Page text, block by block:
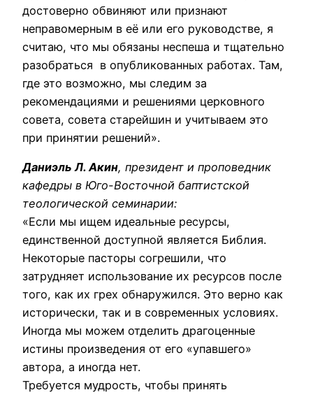
достоверно обвиняют или признают
неправомерным в её или его руководстве, я
считаю, что мы обязаны неспеша и тщательно
разобраться в опубликованных работах. Там,
где это возможно, мы следим за
рекомендациями и решениями церковного
совета, совета старейшин и учитываем это
при принятии решений».
Даниэль Л. Акин, президент и проповедник
кафедры в Юго-Восточной баптистской
теологической семинарии:
«Если мы ищем идеальные ресурсы,
единственной доступной является Библия.
Некоторые пасторы согрешили, что
затрудняет использование их ресурсов после
того, как их грех обнаружился. Это верно как
исторически, так и в современных условиях.
Иногда мы можем отделить драгоценные
истины произведения от его «упавшего»
автора, а иногда нет.
Требуется мудрость, чтобы принять